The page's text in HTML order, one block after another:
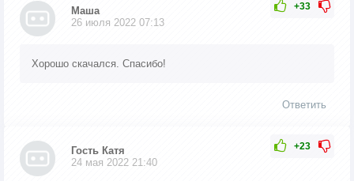
+33
Маша
26 июля 2022 07:13
Хорошо скачался. Спасибо!
Ответить
+23
Гость Катя
24 мая 2022 21:40